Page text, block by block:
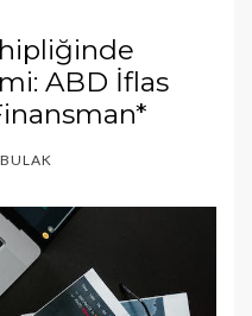
ABD İflas